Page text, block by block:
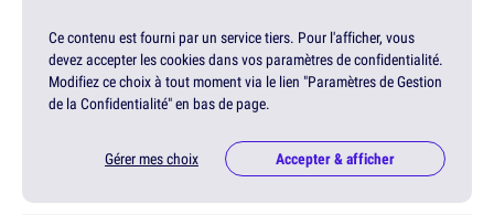
Ce contenu est fourni par un service tiers. Pour l'afficher, vous
devez accepter les cookies dans vos paramètres de confidentialité.
Modifiez ce choix à tout moment via le lien "Paramètres de Gestion
de la Confidentialité" en bas de page.
Gérer mes choix Accepter & afficher